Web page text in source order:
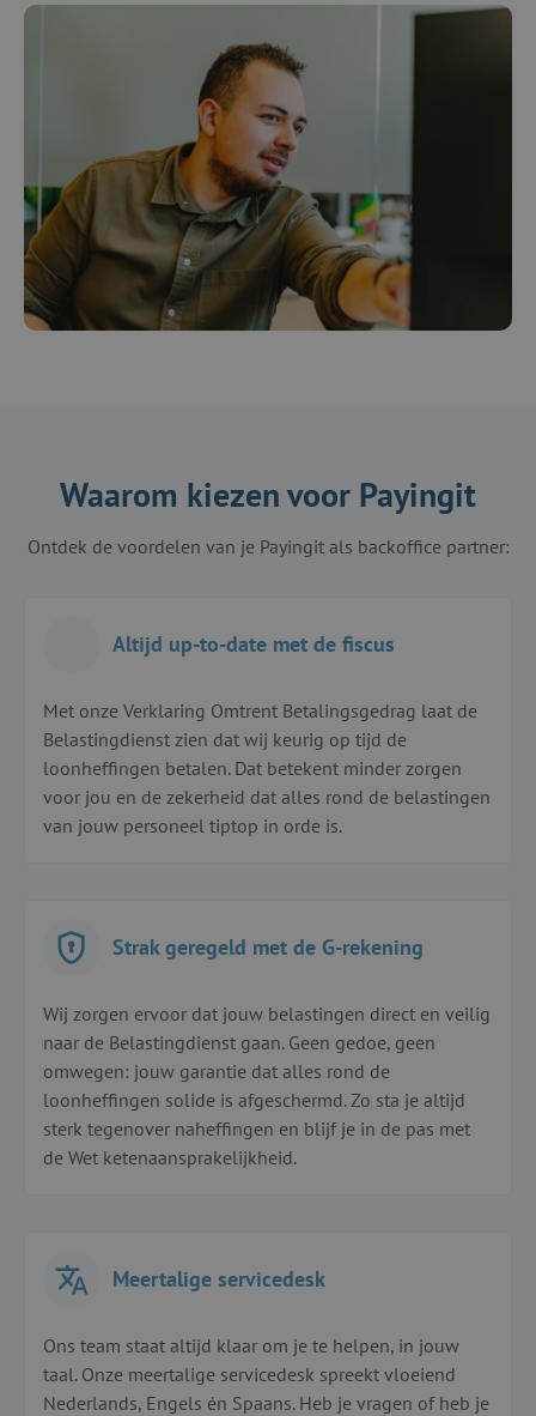
Waarom kiezen voor Payingit
Ontdek de voordelen van je Payingit als backoffice partner:
Altijd up-to-date met de fiscus
Met onze Verklaring Omtrent Betalingsgedrag laat de
Belastingdienst zien dat wij keurig op tijd de
loonheffingen betalen. Dat betekent minder zorgen
voor jou en de zekerheid dat alles rond de belastingen
van jouw personeel tiptop in orde is.
Strak geregeld met de G-rekening
Wij zorgen ervoor dat jouw belastingen direct en veilig
naar de Belastingdienst gaan. Geen gedoe, geen
omwegen: jouw garantie dat alles rond de
loonheffingen solide is afgeschermd. Zo sta je altijd
sterk tegenover naheffingen en blijf je in de pas met
de Wet ketenaansprakelijkheid.
Meertalige servicedesk
Ons team staat altijd klaar om je te helpen, in jouw
taal. Onze meertalige servicedesk spreekt vloeiend
Nederlands, Engels én Spaans. Heb je vragen of heb je